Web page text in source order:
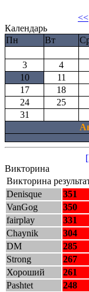
<<
Календарь
Пн
Вт
3
4
10
11
17
18
24
25
31
Викторина
Викторина
Denisque
351
VanGog
350
fairplay
331
Chaynik
304
DM
285
Strong
267
Хороший
261
Pashtet
248